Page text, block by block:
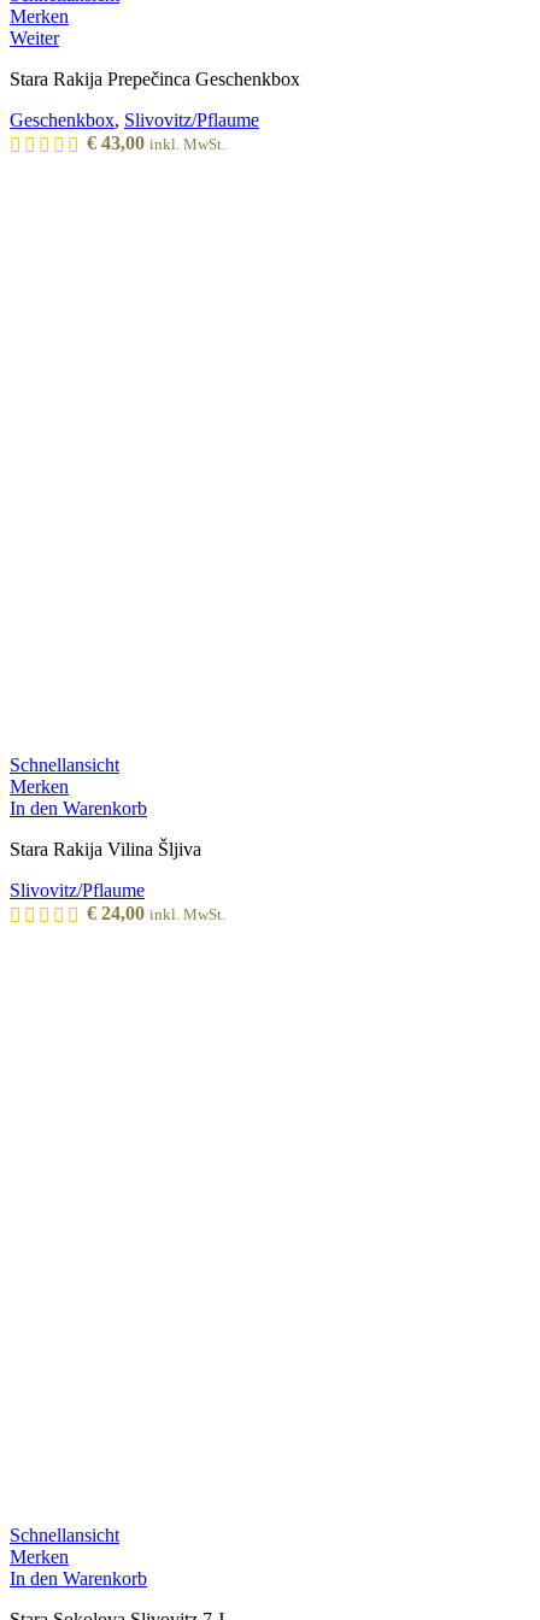
Merken
Weiter
Stara Rakija Prepečinca Geschenkbox
Geschenkbox, Slivovitz/Pflaume
€ 43,00 inkl. MwSt.
Schnellansicht
Merken
In den Warenkorb
Stara Rakija Vilina Šljiva
Slivovitz/Pflaume
€ 24,00 inkl. MwSt.
Schnellansicht
Merken
In den Warenkorb